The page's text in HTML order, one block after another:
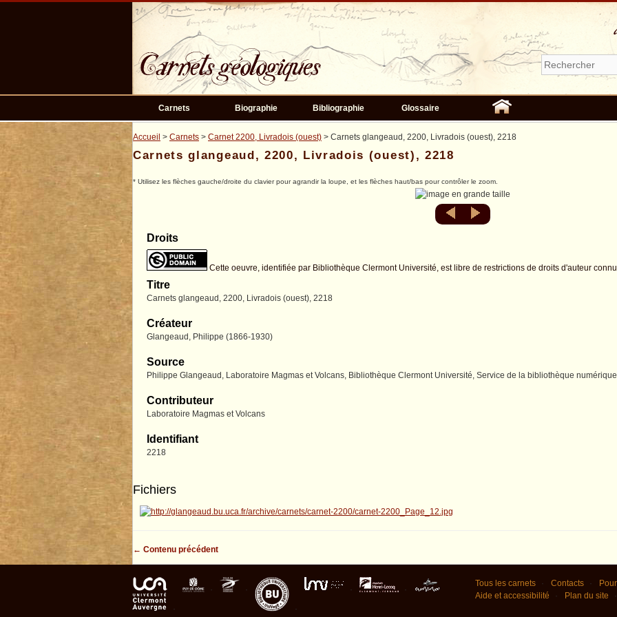
Carnets Biographie Bibliographie Glossaire
Accueil > Carnets > Carnet 2200, Livradois (ouest) > Carnets glangeaud, 2200, Livradois (ouest), 2218
Carnets glangeaud, 2200, Livradois (ouest), 2218
* Utilisez les flèches gauche/droite du clavier pour agrandir la loupe, et les flèches haut/bas pour contrôler le zoom.
Droits
Cette oeuvre, identifiée par Bibliothèque Clermont Université, est libre de restrictions de droits d'auteur
Titre
Carnets glangeaud, 2200, Livradois (ouest), 2218
Créateur
Glangeaud, Philippe (1866-1930)
Source
Philippe Glangeaud, Laboratoire Magmas et Volcans, Bibliothèque Clermont Université, Service de la bibliothèque numérique
Contributeur
Laboratoire Magmas et Volcans
Identifiant
2218
Fichiers
← Contenu précédent
Tous les carnets Contacts
Aide et accessibilité
Plan du site